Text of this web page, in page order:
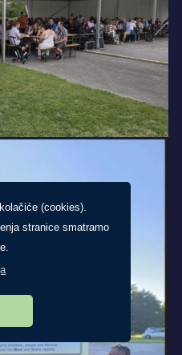
(cookies).
stranice smatramo